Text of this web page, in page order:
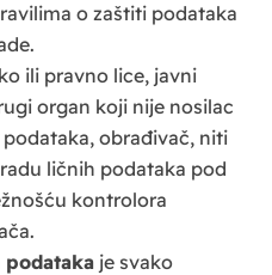
o zaštiti podataka
ili pravno lice, javni
organ koji nije nosilac
obrađivač, niti
ličnih podataka pod
kontrolora
podataka je svako